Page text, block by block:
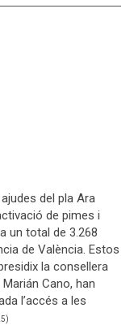
del pla Ara
de pimes i
un total de 3.268
de València. Estos
la consellera
Cano, han
l’accés a les